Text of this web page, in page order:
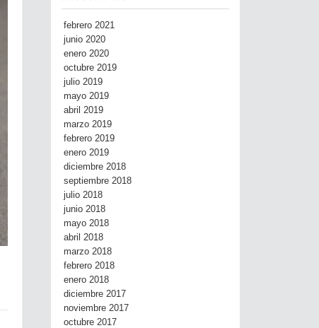
febrero 2021
junio 2020
enero 2020
octubre 2019
julio 2019
mayo 2019
abril 2019
marzo 2019
febrero 2019
enero 2019
diciembre 2018
septiembre 2018
julio 2018
junio 2018
mayo 2018
abril 2018
marzo 2018
febrero 2018
enero 2018
diciembre 2017
noviembre 2017
octubre 2017